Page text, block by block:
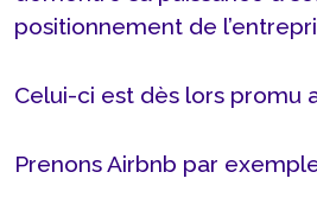
positionnement de
Celui-ci est dès lors promu
Prenons Airbnb par